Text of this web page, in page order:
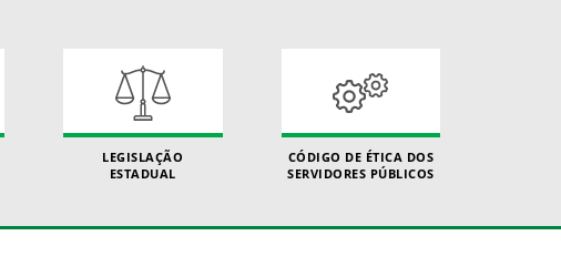
LEGISLAÇÃO
ESTADUAL
CÓDIGO DE ÉTICA DOS
SERVIDORES PÚBLICOS